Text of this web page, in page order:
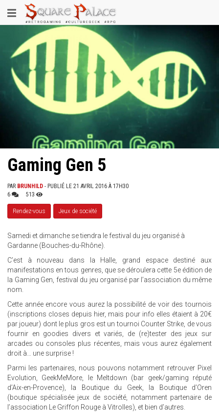
au
contenu
Toggle
navigation
Gaming Gen 5
PAR BRUNHILD - PUBLIÉ LE 21 AVRIL 2016 À 17H30
6
513
Rendez-vous Jeux de société
Samedi et dimanche se tiendra le festival du jeu organisé à
Gardanne (Bouches-du-Rhône).
C’est à nouveau dans la Halle, grand espace destiné aux
manifestations en tous genres, que se déroulera cette 5e édition de
la Gaming Gen, festival du jeu organisé par l’association du même
nom.
Cette année encore vous aurez la possibilité de voir des tournois
(inscriptions closes depuis hier, mais pour info elles étaient à 20€
par joueur) dont le plus gros est un tournoi Counter Strike, de vous
fournir en goodies divers et variés, de (re)tester des jeux sur
arcades ou consoles plus récentes, mais vous aurez également
droit à… une surprise !
Parmi les partenaires, nous pouvons notamment retrouver Pixel
Evolution, GeekMeMore, le Meltdown (bar geek/gaming réputé
d’Aix-en-Provence), la Boutique du Geek, la Boutique d’Oren
(boutique spécialisée jeux de société, notamment partenaire de
l’association Le Griffon Rouge à Vitrolles), et bien d’autres.